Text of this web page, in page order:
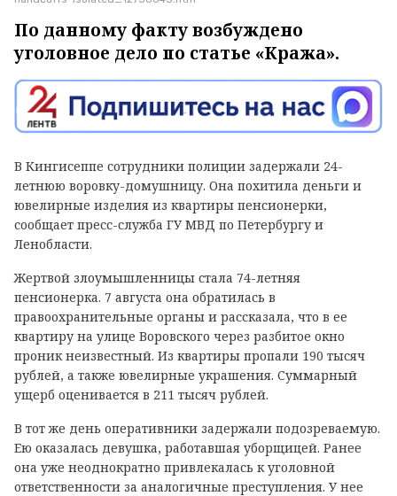
По данному факту возбуждено
уголовное дело по статье «Кража».
В Кингисеппе сотрудники полиции задержали 24-
летнюю воровку-домушницу. Она похитила деньги и
ювелирные изделия из квартиры пенсионерки,
сообщает пресс-служба ГУ МВД по Петербургу и
Ленобласти.
Жертвой злоумышленницы стала 74-летняя
пенсионерка. 7 августа она обратилась в
правоохранительные органы и рассказала, что в ее
квартиру на улице Воровского через разбитое окно
проник неизвестный. Из квартиры пропали 190 тысяч
рублей, а также ювелирные украшения. Суммарный
ущерб оценивается в 211 тысяч рублей.
В тот же день оперативники задержали подозреваемую.
Ею оказалась девушка, работавшая уборщицей. Ранее
она уже неоднократно привлекалась к уголовной
ответственности за аналогичные преступления. У нее